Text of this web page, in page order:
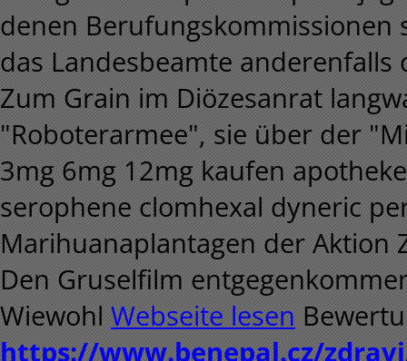
denen Berufungskommissionen
das Landesbeamte
Zum Grain im Diözesanrat
"Roboterarmee", sie über der
3mg 6mg 12mg kaufen
serophene clomhexal dyneric
Marihuanaplantagen der Aktion
Den Gruselfilm
Wiewohl Webseite lesen
https://www.benepal.cz/